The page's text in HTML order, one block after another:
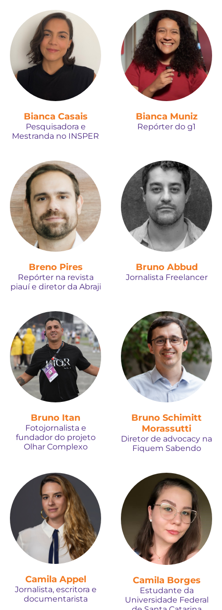
Bianca Casais
Pesquisadora e
Mestranda no INSPER
Bianca Muniz
Repórter do g1
Breno Pires
Repórter na revista
piauí e diretor da Abraji
Bruno Abbud
Jornalista Freelancer
Bruno Itan
Fotojornalista e
fundador do projeto
Olhar Complexo
Bruno Schimitt
Morassutti
Diretor de advocacy na
Fiquem Sabendo
Camila Appel
Jornalista, escritora e
documentarista
Camila Borges
Estudante da
Universidade Federal